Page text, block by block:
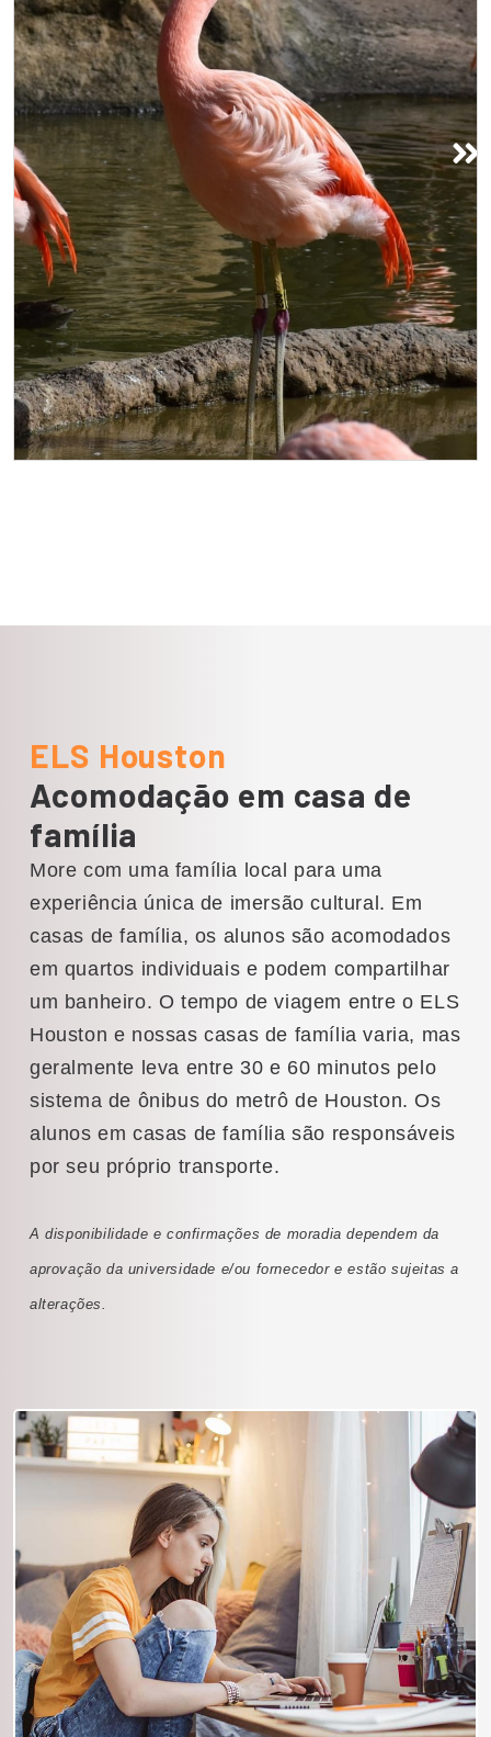
Parque Hermann e Zoológico de
Houston
do Zoológico de Houston, com 22
neste parque exuberante no coração
de Houston.
ELS Houston
Acomodação em casa de
família
More com uma família local para uma
experiência única de imersão cultural. Em
casas de família, os alunos são acomodados
em quartos individuais e podem compartilhar
um banheiro. O tempo de viagem entre o ELS
Houston e nossas casas de família varia, mas
geralmente leva entre 30 e 60 minutos pelo
sistema de ônibus do metrô de Houston. Os
alunos em casas de família são responsáveis
por seu próprio transporte.
A disponibilidade e confirmações de moradia dependem da
aprovação da universidade e/ou fornecedor e estão sujeitas a
alterações.